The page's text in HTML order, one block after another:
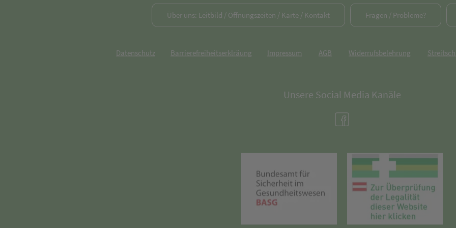
Über uns: Leitbild / Öffnungszeiten / Karte / Kontakt Fragen / Probleme?
Datenschutz Barrierefreiheitserklräung Impressum AGB Widerrufsbelehrung
Unsere Social Media Kanäle
(öffnet in neuem Tab)